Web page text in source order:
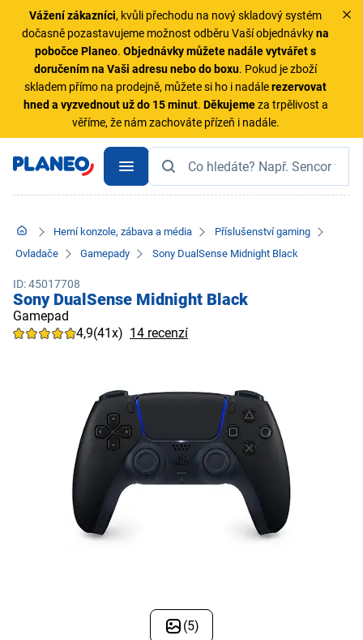
Vážení zákazníci, kvůli přechodu na nový skladový systém
dočasně pozastavujeme možnost odběru Vaší objednávkyna
pobočce Planeo.Objednávky můžete nadále vytvářet s
doručením na Vaši adresu nebo do boxu. Pokud je zboží
skladem přímo na prodejně, můžete si ho i nadálerezervovat
hned a vyzvednout už do 15 minut. Děkujemeza trpělivost a
věříme, že nám zachováte přízeň i nadále.
Herní konzole, zábava a média
Příslušenství gaming
Ovladače
Gamepady Sony DualSense Midnight Black
ID: 45017708
Sony DualSense Midnight Black
Gamepad
4,9(41x) 14 recenzí
(5)